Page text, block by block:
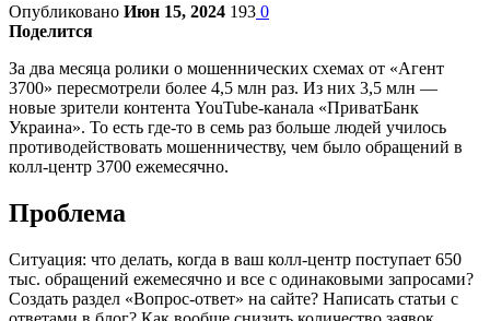
Опубликовано Июн 15, 2024 193 0
Поделится
За два месяца ролики о мошеннических схемах от «Агент
3700» пересмотрели более 4,5 млн раз. Из них 3,5 млн —
новые зрители контента YouTube-канала «ПриватБанк
Украина». То есть где-то в семь раз больше людей училось
противодействовать мошенничеству, чем было обращений в
колл-центр 3700 ежемесячно.
Проблема
Ситуация: что делать, когда в ваш колл-центр поступает 650
тыс. обращений ежемесячно и все с одинаковыми запросами?
Создать раздел «Вопрос-ответ» на сайте? Написать статьи с